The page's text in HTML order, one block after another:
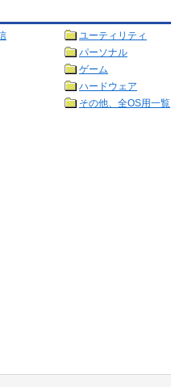
ユーティリティ
パーソナル
ゲーム
ハードウェア
その他、全OS用一覧